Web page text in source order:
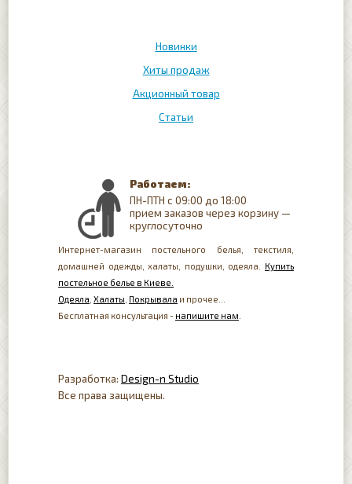
Новинки
Хиты продаж
Акционный товар
Статьи
Работаем:
ПН-ПТН с 09:00 до 18:00
прием заказов через корзину —
круглосуточно
Интернет-магазин постельного белья, текстиля,
домашней одежды, халаты, подушки, одеяла. Купить
постельное белье в Киеве.
Одеяла Халаты Покрывала и прочее...
Бесплатная консультация - напишите нам
Разработка: Design-n Studio
Все права защищены.